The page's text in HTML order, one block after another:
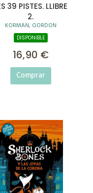
39 PISTES. LLIBRE
2.
KORMAN, GORDON
DISPONIBLE
16,90 €
Comprar